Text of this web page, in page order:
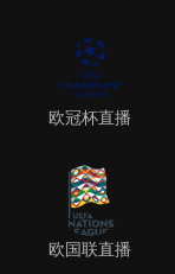
欧冠杯直播
欧国联直播